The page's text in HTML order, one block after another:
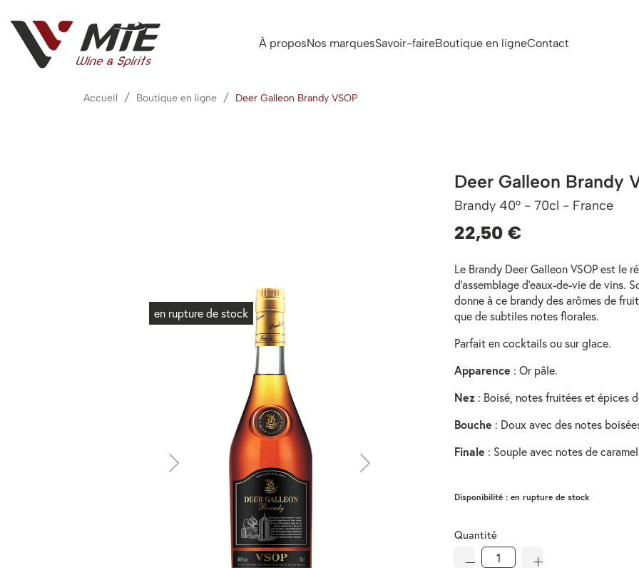
À proposNos marquesSavoir-faireBoutique en ligneContact
Accueil Boutique en ligne Deer Galleon Brandy VSOP
en rupture de stock
Deer Galleon Brandy
Brandy 40° -70cl - France
22,50 €
Le Brandy Deer Galleon VSOP est le
d’assemblage d’eaux-de-vie de vins.
donne à ce brandy des arômes de
que de subtiles notes florales.
Parfait en cocktails ou sur glace.
Apparence : Or pâle.
Nez : Boisé, notes fruitées et épices
Bouche : Doux avec des notes
Finale : Souple avec notes de
Disponibilité :en rupture de stock
Quantité